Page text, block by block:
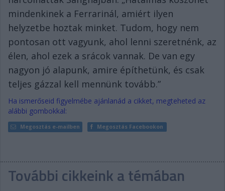
mindenkinek a Ferrarinál, amiért ilyen
helyzetbe hoztak minket. Tudom, hogy nem
pontosan ott vagyunk, ahol lenni szeretnénk, az
élen, ahol ezek a srácok vannak. De van egy
nagyon jó alapunk, amire építhetünk, és csak
teljes gázzal kell mennünk tovább.”
Ha ismerőseid figyelmébe ajánlanád a cikket, megteheted az
alábbi gombokkal:
Megosztás e-mailben Megosztás Facebookon
További cikkeink a témában